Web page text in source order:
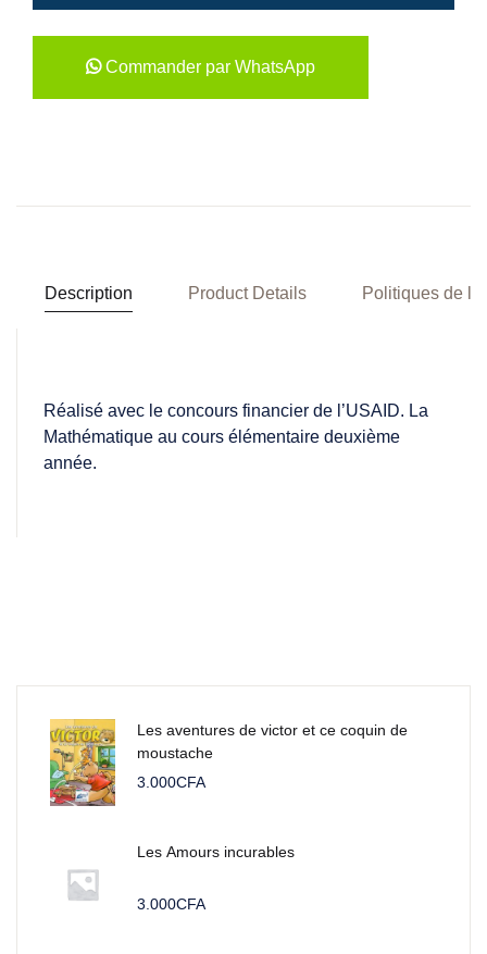
Commander par WhatsApp
Description Product Details Politiques de la
Réalisé avec le concours financier de l’USAID. La
Mathématique au cours élémentaire deuxième
année.
Les aventures de victor et ce coquin de
moustache
3.000CFA
Les Amours incurables
3.000CFA